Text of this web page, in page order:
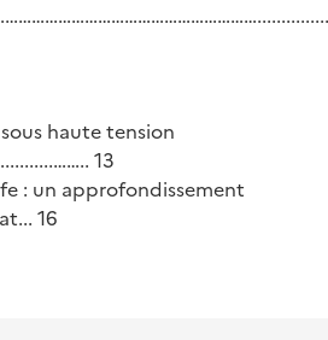
haute tension
13
: un approfondissement
16